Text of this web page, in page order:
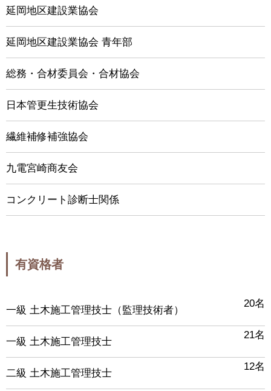
延岡地区建設業協会
延岡地区建設業協会 青年部
総務・合材委員会・合材協会
日本管更生技術協会
繊維補修補強協会
九電宮崎商友会
コンクリート診断士関係
有資格者
一級 土木施工管理技士（監理技術者）
20名
一級 土木施工管理技士
21名
二級 土木施工管理技士
12名